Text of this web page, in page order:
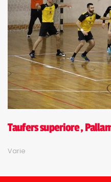
Taufers superiore,
Varie